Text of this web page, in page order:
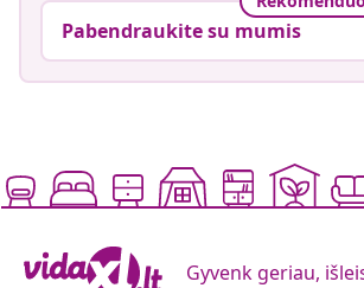
Pabendraukite su mumis
Gyvenk geriau,